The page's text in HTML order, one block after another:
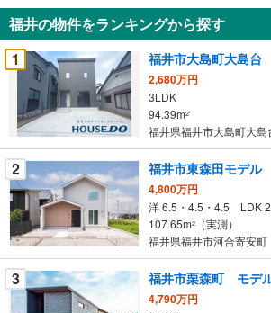
知
を
受
け
る
・
条
件
を
マ
イ
ペ
ー
ジ
福井の物件をランキングから探す
1
福井市大島町大島台
2,680万円
3LDK
94.39m2
福井県福井市大島町大島
2 福井市東森田モデル
4,800万円
洋 6.5・4.5・4.5 LDK
107.65m2
（実測）
福井県福井市河合寄安町
3 福井市栗森町 モデ
4,790万円